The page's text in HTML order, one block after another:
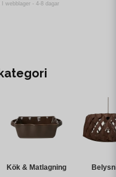
I webblager - 4-8 dagar
Kök & Matlagning